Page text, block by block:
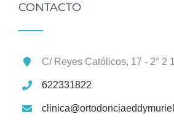
CONTACTO
C/ Reyes Católicos, 17 - 2° 2
622331822